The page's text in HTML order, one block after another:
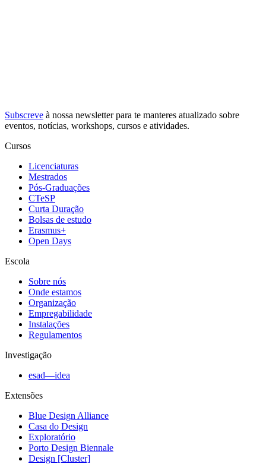
Subscreve à nossa newsletterpara te manteres atualizado sobre
eventos, notícias, workshops, cursos e atividades.
Cursos
Licenciaturas
Mestrados
Pós-Graduações
CTeSP
Curta Duração
Bolsas de estudo
Erasmus+
Open Days
Escola
Sobre nós
Onde estamos
Organização
Empregabilidade
Instalações
Regulamentos
Investigação
esad—idea
Extensões
Blue Design Alliance
Casa do Design
Exploratório
Porto Design Biennale
Design [Cluster]